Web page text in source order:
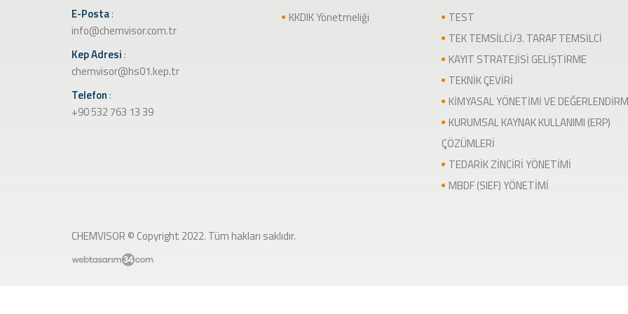
KKDIK (TÜRKİYE REACH)
E-Posta:
info@chemvisor.com.tr
Kep Adresi :
chemvisor@hs01.kep.tr
Telefon :
+90 532 763 13 39
KKDIK Yönetmeliği
TEST
TEK TEMSİLCİ/3. TARAF TEMSİLCİ
KAYIT STRATEJİSİ GELİŞTİRME
TEKNİK ÇEVİRİ
KİMYASAL YÖNETİMİ VE
KURUMSAL KAYNAK KULLANIMI (ERP)
ÇÖZÜMLERİ
TEDARİK ZİNCİRİ YÖNETİMİ
MBDF (SIEF) YÖNETİMİ
CHEMVISOR © Copyright 2022. Tüm hakları saklıdır.